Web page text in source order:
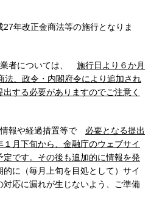
27年改正金商法等の施行となりま
者については、
施行日より６か月
法、政令・内閣府令により追加され
する必要がありますのでご注意く
報や経過措置等で
必要となる提出
月下旬から、金融庁のウェブサイ
定です。その後も追加的に情報を発
的に（毎月上旬を目処として）サイ
対応に漏れが生じないよう、ご準備